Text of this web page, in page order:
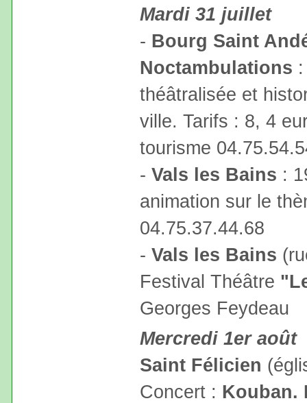
Mardi 31 juillet
- Bourg Saint
Noctambulations
théâtralisée et
ville. Tarifs : 8, 4
tourisme
- Vals les Bains :
animation sur le
04.75.37.44.68
- Vals les Bains
Festival Théâtre
Georges Feydeau
Mercredi 1er août
Saint Félicien
Concert : Kouban.